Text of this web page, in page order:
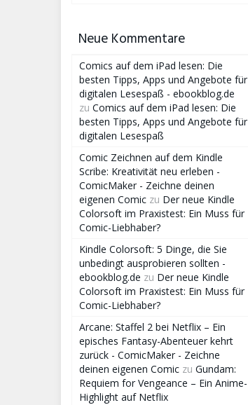
Neue Kommentare
Comics auf dem iPad lesen: Die
besten Tipps, Apps und Angebote für
digitalen Lesespaß - ebookblog.de
zu Comics auf dem iPad lesen: Die
besten Tipps, Apps und Angebote für
digitalen Lesespaß
Comic Zeichnen auf dem Kindle
Scribe: Kreativität neu erleben -
ComicMaker - Zeichne deinen
eigenen Comic zu Der neue Kindle
Colorsoft im Praxistest: Ein Muss für
Comic-Liebhaber?
Kindle Colorsoft: 5 Dinge, die Sie
unbedingt ausprobieren sollten -
ebookblog.de zu Der neue Kindle
Colorsoft im Praxistest: Ein Muss für
Comic-Liebhaber?
Arcane: Staffel 2 bei Netflix – Ein
episches Fantasy-Abenteuer kehrt
zurück - ComicMaker - Zeichne
deinen eigenen Comic zu Gundam:
Requiem for Vengeance – Ein Anime-
Highlight auf Netflix